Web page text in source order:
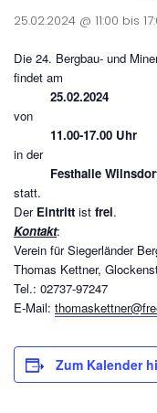
25.02.2024 @ 11:00 bis
Die 24. Bergbau- und
findet am
25.02.2024
von
11.00-17.00 Uhr
in der
Festhalle
statt.
Der Eintritt ist frei.
Kontakt:
Verein für Siegerländer
Thomas Kettner,
Tel.: 02737-97247
E-Mail:
Zum Kalender